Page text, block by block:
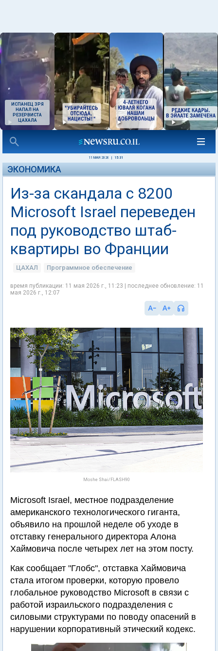
ИСПАНЕЦ ЗРЯ
НАПАЛ НА
РЕЗЕРВИСТА
ЦАХАЛА
11 МАЯ 2026 15:31
ЭКОНОМИКА
Из-за скандала с 8200
Microsoft Israel переведен
под руководство штаб-
квартиры во Франции
ЦАХАЛ Программное обеспечение
время публикации: 11 мая 2026 г., 11:23 | последнее обновление: 11
мая 2026 г., 12:07
Moshe Shai/FLASH90
Microsoft Israel, местное подразделение
американского технологического гиганта,
объявило на прошлой неделе об уходе в
отставку генерального директора Алона
Хаймовича после четырех лет на этом посту.
Как сообщает "Глобс", отставка Хаймовича
стала итогом проверки, которую провело
глобальное руководство Microsoft в связи с
работой израильского подразделения с
силовыми структурами по поводу опасений в
нарушении корпоративный этический кодекс.